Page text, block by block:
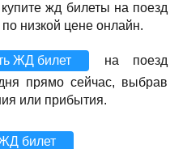
жд билеты на поезд
низкой цене онлайн.
ЖД билет
на поезд
прямо сейчас, выбрав
или прибытия.
билет